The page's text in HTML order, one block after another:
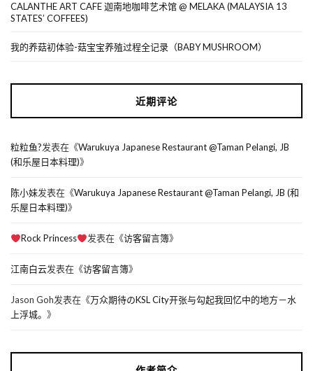
CALANTHE ART CAFE 迦南地咖啡艺术馆 @ MELAKA (MALAYSIA 13
STATES’ COFFEES)
我的养菇初体验-菇宝宝养殖过程全记录（BABY MUSHROOM）
近期评论
粒粒鱼?发表在《Warukuya Japanese Restaurant @Taman Pelangi, JB
(和乐屋日本料理)》
陈小妹发表在《Warukuya Japanese Restaurant @Taman Pelangi, JB (和
乐屋日本料理)》
Rock Princess 发表在《访客留言簿》
江南白云发表在《访客留言簿》
Jason Goh发表在《万众期待のKSL City开张与勾起我回忆中的地方－水
上浮城。 》